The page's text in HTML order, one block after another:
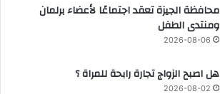
محافظة الجيزة تعقد اجتماعًا لأعضاء برلمان
ومنتدى الطفل
2026-08-06
هل اصبح الزواج تجارة رابحة للمراة ؟
2026-08-02